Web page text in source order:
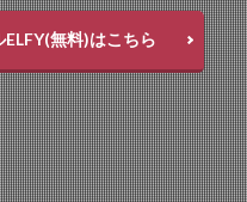
無料)はこちら